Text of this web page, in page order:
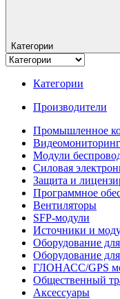
Категории
Категории
Производители
Промышленное
Видеомониторинг
Модули
Силовая
Защита и
Программное
Вентиляторы
SFP-модули
Источники и
Оборудование
Оборудование
ГЛОНАСС/GPS
Общественный
Аксессуары